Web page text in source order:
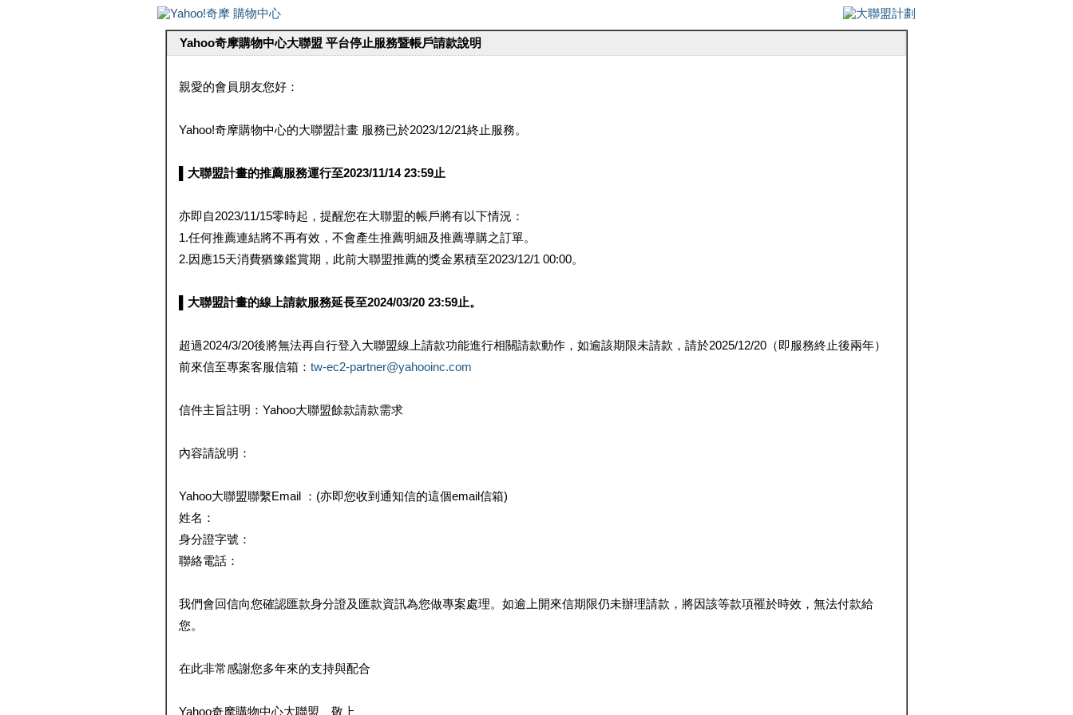
Yahoo奇摩購物中心大聯盟 平台停止服務暨帳戶請款說明
親愛的會員朋友您好：
Yahoo!奇摩購物中心的大聯盟計畫 服務已於2023/12/21終止服務。
▌大聯盟計畫的推薦服務運行至2023/11/14 23:59止
亦即自2023/11/15零時起，提醒您在大聯盟的帳戶將有以下情況：
1.任何推薦連結將不再有效，不會產生推薦明細及推薦導購之訂單。
2.因應15天消費猶豫鑑賞期，此前大聯盟推薦的獎金累積至2023/12/1 00:00。
▌大聯盟計畫的線上請款服務延長至2024/03/20 23:59止。
超過2024/3/20後將無法再自行登入大聯盟線上請款功能進行相關請款動作，如逾該期限未請款，請於2025/12/20（即服務終止後兩年）
前來信至專案客服信箱： tw-ec2-partner@yahooinc.com
信件主旨註明：Yahoo大聯盟餘款請款需求
內容請說明：
Yahoo大聯盟聯繫Email ：(亦即您收到通知信的這個email信箱)
姓名：
身分證字號：
聯絡電話：
我們會回信向您確認匯款身分證及匯款資訊為您做專案處理。如逾上開來信期限仍未辦理請款，將因該等款項罹於時效，無法付款給
您。
在此非常感謝您多年來的支持與配合
Yahoo奇摩購物中心大聯盟 敬上